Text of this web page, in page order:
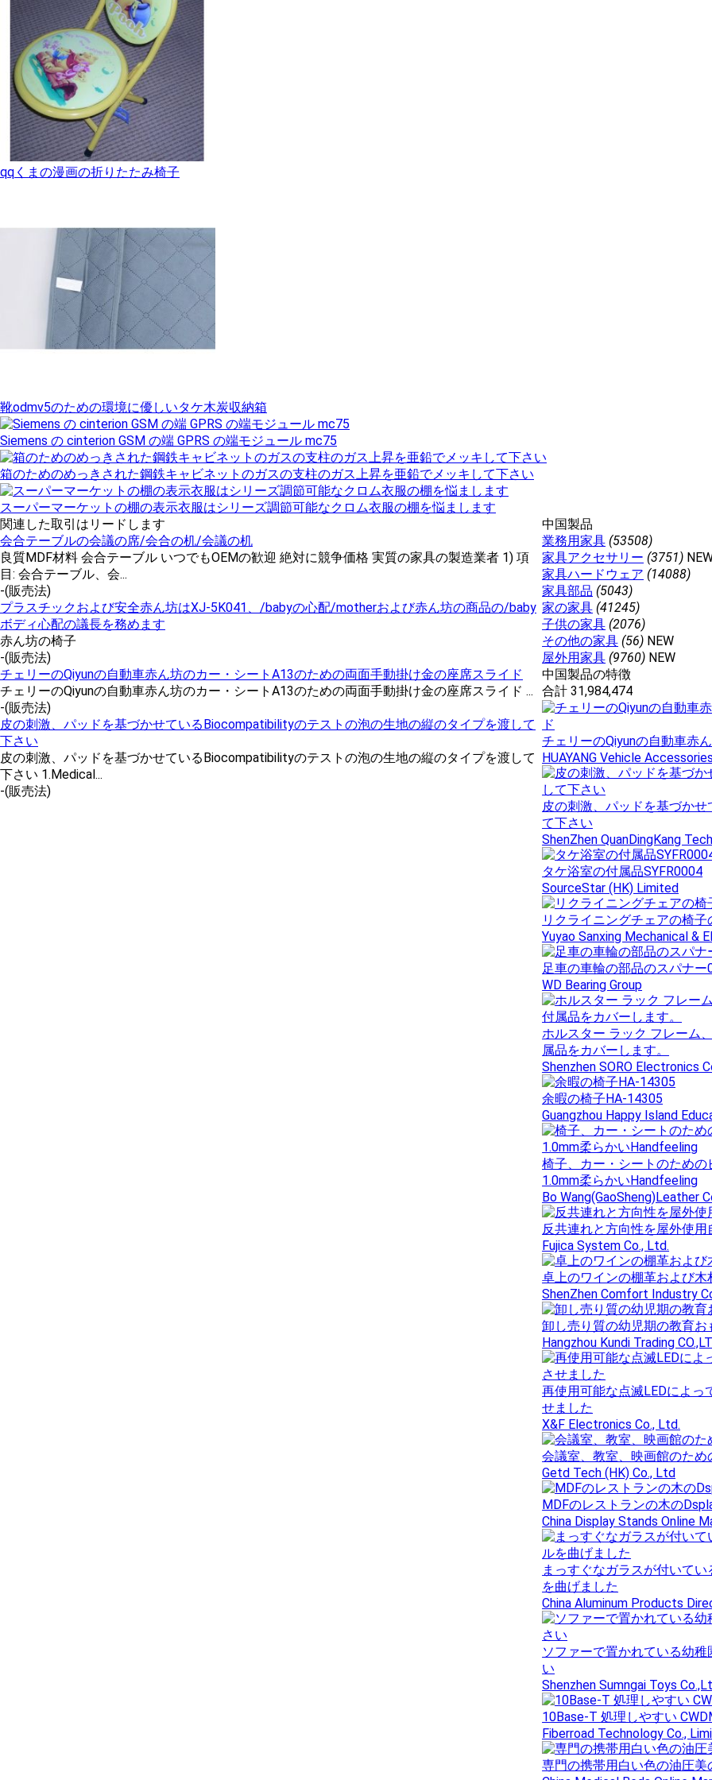
qqくまの漫画の折りたたみ椅子
靴odmv5のための環境に優しいタケ木炭収納箱
Siemens の cinterion GSM の端 GPRS の端モジュール mc75
箱のためのめっきされた鋼鉄キャビネットのガスの支柱のガス上昇を亜鉛でメッキして下さい
スーパーマーケットの棚の表示衣服はシリーズ調節可能なクロム衣服の棚を悩まします
関連した取引はリードします
会合テーブルの会議の席/会合の机/会議の机
良質MDF材料 会合テーブル いつでもOEMの歓迎 絶対に競争価格 実質の家具の製造業者 1) 項
目: 会合テーブル、会...
-(販売法)
プラスチックおよび安全赤ん坊はXJ-5K041、/babyの心配/motherおよび赤ん坊の商品の/baby
ボディ心配の議長を務めます
赤ん坊の椅子
-(販売法)
チェリーのQiyunの自動車赤ん坊のカー・シートA13のための両面手動掛け金の座席スライド
チェリーのQiyunの自動車赤ん坊のカー・シートA13のための両面手動掛け金の座席スライド ...
-(販売法)
皮の刺激、パッドを基づかせているBiocompatibilityのテストの泡の生地の縦のタイプを渡して
下さい
皮の刺激、パッドを基づかせているBiocompatibilityのテストの泡の生地の縦のタイプを渡して
下さい 1.Medical...
-(販売法)
中国製品
業務用家具 (53508)
家具アクセサリー (3751)
家具ハードウェア (14088)
家具部品 (5043)
家の家具 (41245)
子供の家具 (2076)
その他の家具 (56) NEW
屋外用家具 (9760) NEW
中国製品の特徴
合計 31,984,474
チェリーのQiyunの自動車赤
HUAYANG Vehicle
皮の刺激、パッドを基づか
て下さい
ShenZhen QuanDingKang
タケ浴室の付属品SYFR0004
SourceStar (HK) Limited
リクライニングチェアの椅
Yuyao Sanxing Mechanical &
足車の車輪の部品のスパナー
WD Bearing Group
ホルスター ラック フレーム
属品をカバーします。
Shenzhen SORO Electronics
余暇の椅子HA-14305
Guangzhou Happy Island
椅子、カー・シートのため
1.0mm柔らかいHandfeeling
Bo Wang(GaoSheng)Leather
反共連れと方向性を屋外使
Fujica System Co., Ltd.
卓上のワインの棚革および
ShenZhen Comfort Industry
卸し売り質の幼児期の教育
Hangzhou Kundi Trading
再使用可能な点滅LEDによ
せました
X&F Electronics Co., Ltd.
会議室、教室、映画館のため
Getd Tech (HK) Co., Ltd
MDFのレストランの木の
China Display Stands Online
まっすぐなガラスが付いて
を曲げました
China Aluminum Products
ソファーで置かれている幼
い
Shenzhen Sumngai Toys
10Base-T 処理しやすい
Fiberroad Technology Co.,
専門の携帯用白い色の油圧